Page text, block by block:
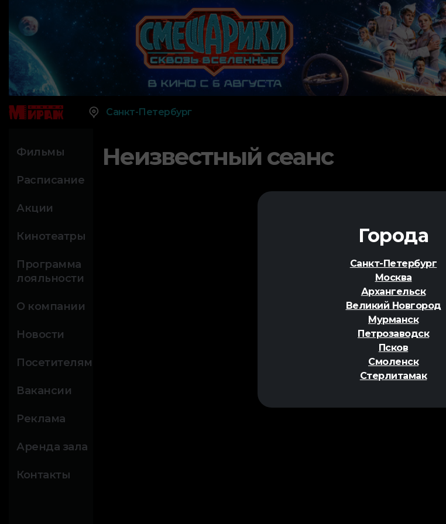
Города
Санкт-Петербург
Москва
Архангельск
Великий Новгород
Мурманск
Петрозаводск
Псков
Смоленск
Стерлитамак
Санкт-Петербург
Фильмы
Расписание
Акции
Кинотеатры
Программа
лояльности
О компании
Новости
Посетителям
Вакансии
Реклама
Аренда зала
Контакты
Неизвестный сеанс